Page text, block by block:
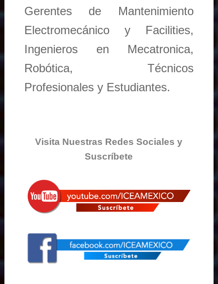
Gerentes de Mantenimiento
Electromecánico y Facilities,
Ingenieros en Mecatronica,
Robótica, Técnicos
Profesionales y Estudiantes.
Visita Nuestras Redes Sociales y
Suscríbete